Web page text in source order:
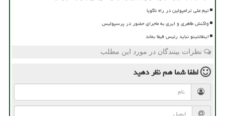
تیم ملی ترامپولین در راه ناگویا
واکنش طاهری و ایری به ماجرای حضور در پرسپولیس
اینفانتینو نباید رئیس فیفا بماند
نظرات بینندگان در مورد این مطلب
لطفا شما همنظر دهید